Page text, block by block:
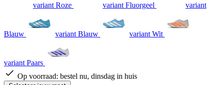
variant Roze variant Fluorgeel variant
Blauw variant Blauw variant Wit
variant Paars
Op voorraad: bestel nu, dinsdag in huis